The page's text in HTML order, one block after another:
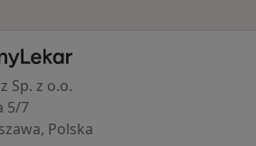
stránka
Sp. z o.o.
5/7
Polska